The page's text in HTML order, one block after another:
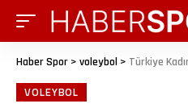
Haber Spor > voleybol > Türkiye Kadın Voleybol
VOLEYBOL